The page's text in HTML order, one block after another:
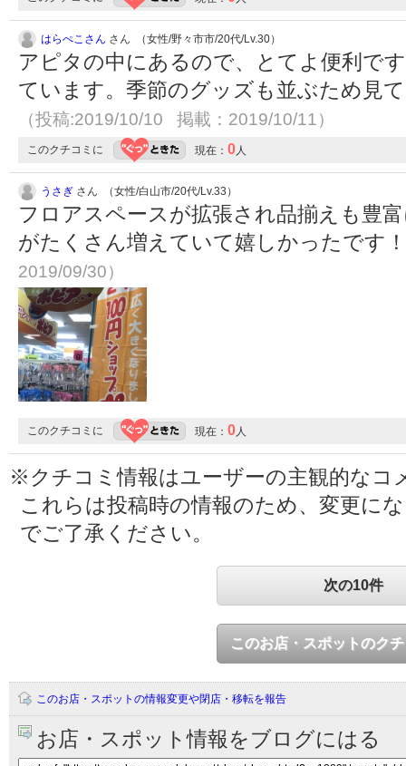
はらぺこさん さん （女性/野々市市/20代/Lv.30）
アピタの中にあるので、とてよ便利で
ています。季節のグッズも並ぶため見
（投稿:2019/10/10 掲載：2019/10/11）
このクチコミに 現在： 0人
うさぎ さん （女性/白山市/20代/Lv.33）
フロアスペースが拡張され品揃えも豊
がたくさん増えていて嬉しかったです
2019/09/30）
このクチコミに 現在： 0人
※クチコミ情報はユーザーの主観的なコ
これらは投稿時の情報のため、変更に
でご了承ください。
次の10件
このお店・スポットのク
このお店・スポットの情報変更や閉店・移転を報告
お店・スポット情報をブログにはる